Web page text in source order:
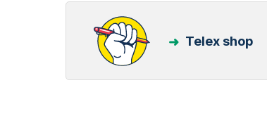
Telex shop